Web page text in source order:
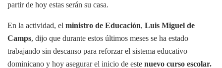
partir de hoy estas serán su casa.
En la actividad, el ministro de Educación, Luis Miguel de
Camps, dijo que durante estos últimos meses se ha estado
trabajando sin descanso para reforzar el sistema educativo
dominicano y hoy asegurar el inicio de este nuevo curso escolar.